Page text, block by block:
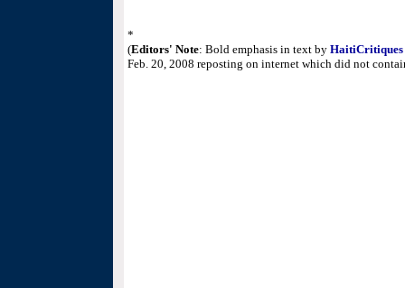
*
(Editors' Note: Bold emphasis in text by HaitiCritiques
Feb. 20, 2008 reposting on internet which did not